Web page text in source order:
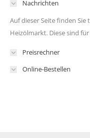
Nachrichten
Auf dieser Seite finden
Heizölmarkt. Diese sind
Preisrechner
Online-Bestellen